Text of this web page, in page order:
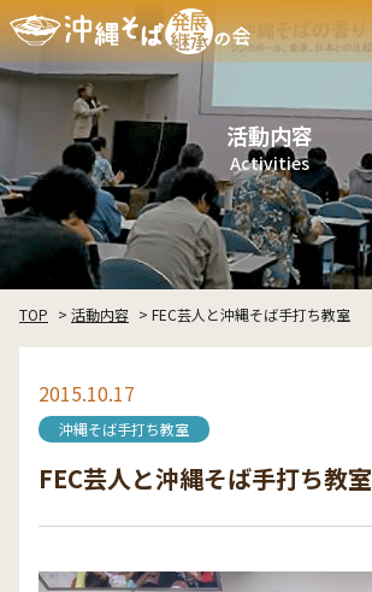
活動内容
Activities
TOP 活動内容 FEC芸人と沖縄そば手打ち教室
2015.10.17
沖縄そば手打ち教室
FEC芸人と沖縄そば手打ち教室